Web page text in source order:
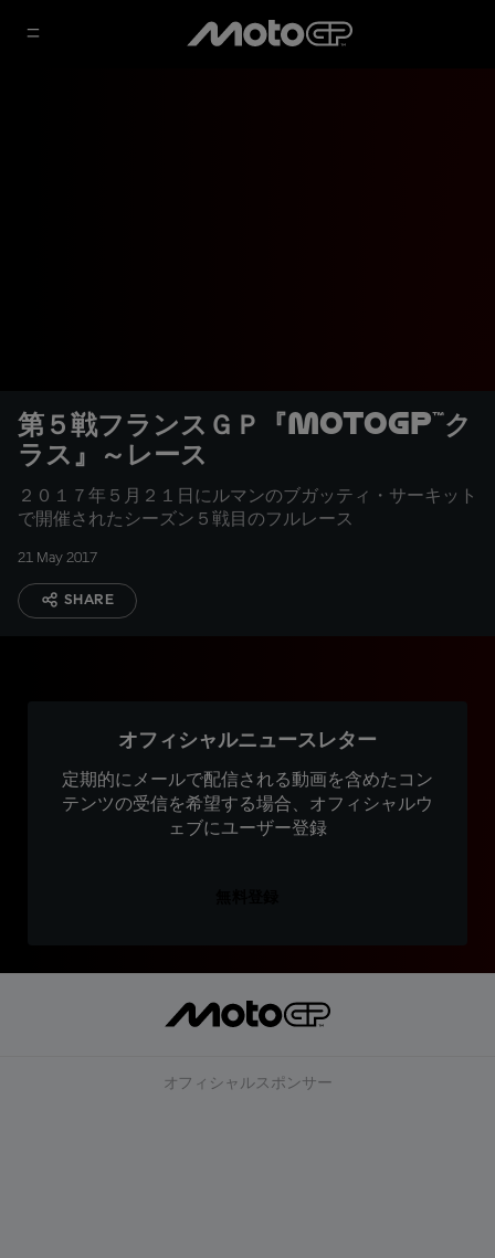
第５戦フランスＧＰ『MotoGP™ク
ラス』～レース
２０１７年５月２１日にルマンのブガッティ・サーキット
で開催されたシーズン５戦目のフルレース
21 May 2017
SHARE
オフィシャルニュースレター
定期的にメールで配信される動画を含めたコン
テンツの受信を希望する場合、オフィシャルウ
ェブにユーザー登録
オフィシャルスポンサー